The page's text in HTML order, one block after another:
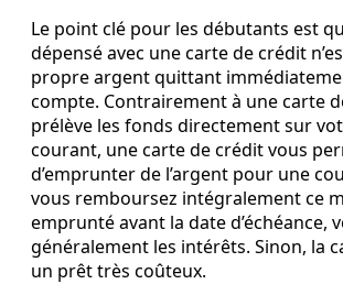
Le point clé pour les débutants est
dépensé avec une carte de crédit
propre argent quittant
compte. Contrairement à une carte
prélève les fonds directement sur
courant, une carte de crédit vous
d’emprunter de l’argent pour une
vous remboursez intégralement ce
emprunté avant la date d’échéance,
généralement les intérêts. Sinon, la
un prêt très coûteux.